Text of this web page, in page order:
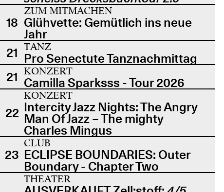
18
ZUM MITMACHEN
Glühvette: Gemütlich ins neue
Jahr
21 TANZ
Pro Senectute Tanznachmittag
21 KONZERT
Camilla Sparksss - Tour 2026
22
KONZERT
Intercity Jazz Nights: The Angry
Man Of Jazz – The mighty
Charles Mingus
23
CLUB
ECLIPSE BOUNDARIES: Outer
Boundary - Chapter Two
THEATER